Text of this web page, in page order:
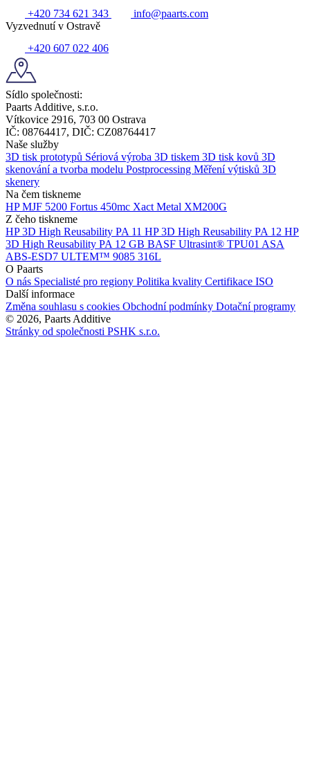
+420 734 621 343
info@paarts.com
Vyzvednutí v Ostravě
+420 607 022 406
Sídlo společnosti:
Paarts Additive, s.r.o.
Vítkovice 2916, 703 00 Ostrava
IČ: 08764417, DIČ: CZ08764417
Naše služby
3D tisk prototypů Sériová výroba 3D tiskem 3D tisk kovů 3D
skenování a tvorba modelu Postprocessing Měření výtisků 3D
skenery
Na čem tiskneme
HP MJF 5200 Fortus 450mc Xact Metal XM200G
Z čeho tiskneme
HP 3D High Reusability PA 11 HP 3D High Reusability PA 12 HP
3D High Reusability PA 12 GB BASF Ultrasint® TPU01 ASA
ABS-ESD7 ULTEM™ 9085 316L
O Paarts
O nás Specialisté pro regiony Politika kvality Certifikace ISO
Další informace
Změna souhlasu s cookies Obchodní podmínky Dotační programy
© 2026, Paarts Additive
Stránky od společnosti PSHK s.r.o.